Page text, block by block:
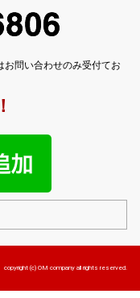
問い合わせのみ受付てお
copyright (c) OM company all rights reserved.